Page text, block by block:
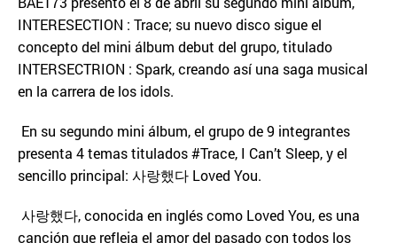
INTERESECTION : Trace; su nuevo disco sigue el
concepto del mini álbum debut del grupo, titulado
INTERSECTRION : Spark, creando así una saga musical
en la carrera de los idols.
En su segundo mini álbum, el grupo de 9 integrantes
presenta 4 temas titulados #Trace, I Can’t Sleep, y el
sencillo principal: 사랑했다 Loved You.
사랑했다, conocida en inglés como Loved You, es una
canción que refleja el amor del pasado con todos los